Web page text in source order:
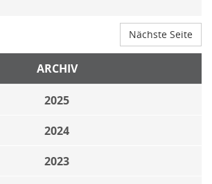
Nächste Seite
ARCHIV
2025
2024
2023